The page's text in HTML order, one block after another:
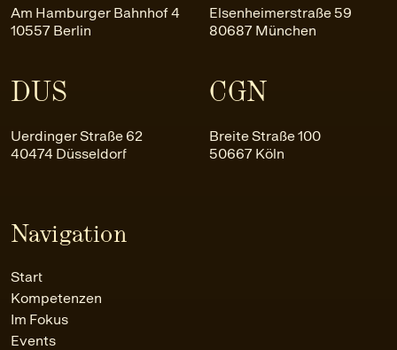
Am Hamburger Bahnhof 4
10557 Berlin
Elsenheimerstraße 59
80687 München
DUS
Uerdinger Straße 62
40474 Düsseldorf
CGN
Breite Straße 100
50667 Köln
Navigation
Start
Kompetenzen
Im Fokus
Events